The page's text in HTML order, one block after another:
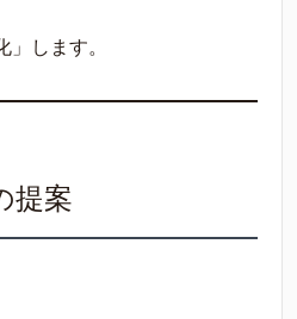
」します。
提案